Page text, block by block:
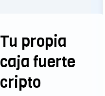
Tu propia
caja fuerte
cripto